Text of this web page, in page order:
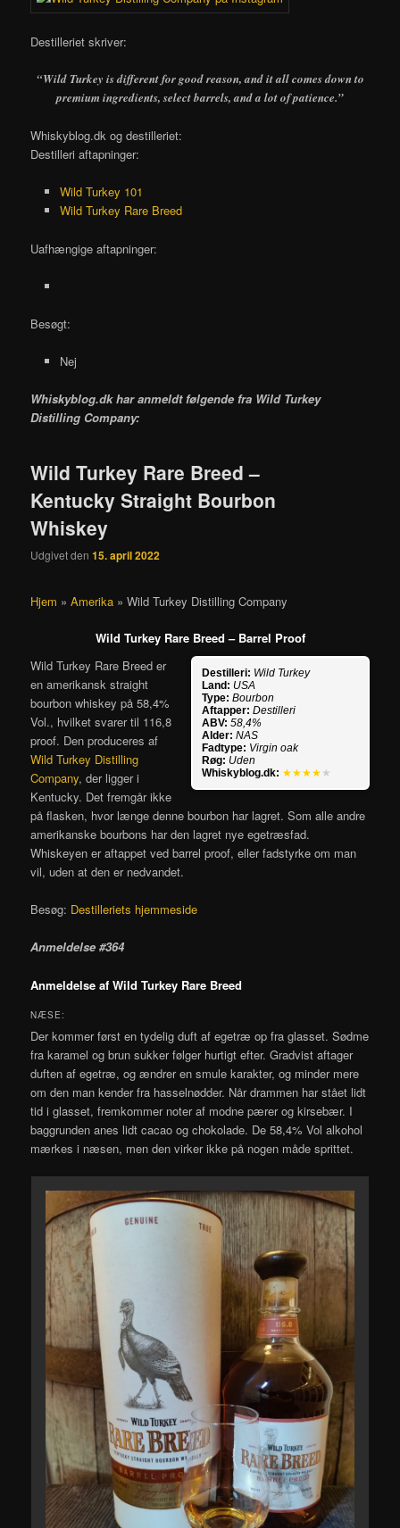
Destilleriet skriver:
“Wild Turkey is different for good reason, and it all comes down to
premium ingredients, select barrels, and a lot of patience.”
Whiskyblog.dk og destilleriet:
Destilleri aftapninger:
Wild Turkey 101
Wild Turkey Rare Breed
Uafhængige aftapninger:
Besøgt:
Nej
Whiskyblog.dk har anmeldt følgende fra Wild Turkey
Distilling Company:
Wild Turkey Rare Breed –
Kentucky Straight Bourbon
Whiskey
Udgivet den15. april 2022
Hjem »Amerika »Wild Turkey Distilling Company
Wild Turkey Rare Breed – Barrel Proof
Destilleri: Wild Turkey
Land: USA
Type: Bourbon
Aftapper: Destilleri
ABV: 58,4%
Alder: NAS
Fadtype: Virgin oak
Røg: Uden
Whiskyblog.dk: ★★★★ ★
Wild Turkey Rare Breed er
en amerikansk straight
bourbon whiskey på 58,4%
Vol., hvilket svarer til 116,8
proof. Den produceres af
Wild Turkey Distilling
Company, der ligger i
Kentucky. Det fremgår ikke
på flasken, hvor længe denne bourbon har lagret. Som alle andre
amerikanske bourbons har den lagret nye egetræsfad.
Whiskeyen er aftappet ved barrel proof, eller fadstyrke om man
vil, uden at den er nedvandet.
Besøg: Destilleriets hjemmeside
Anmeldelse #364
Anmeldelse af Wild Turkey Rare Breed
NÆSE:
Der kommer først en tydelig duft af egetræ op fra glasset. Sødme
fra karamel og brun sukker følger hurtigt efter. Gradvist aftager
duften af egetræ, og ændrer en smule karakter, og minder mere
om den man kender fra hasselnødder. Når drammen har stået lidt
tid i glasset, fremkommer noter af modne pærer og kirsebær. I
baggrunden anes lidt cacao og chokolade. De 58,4% Vol alkohol
mærkes i næsen, men den virker ikke på nogen måde sprittet.